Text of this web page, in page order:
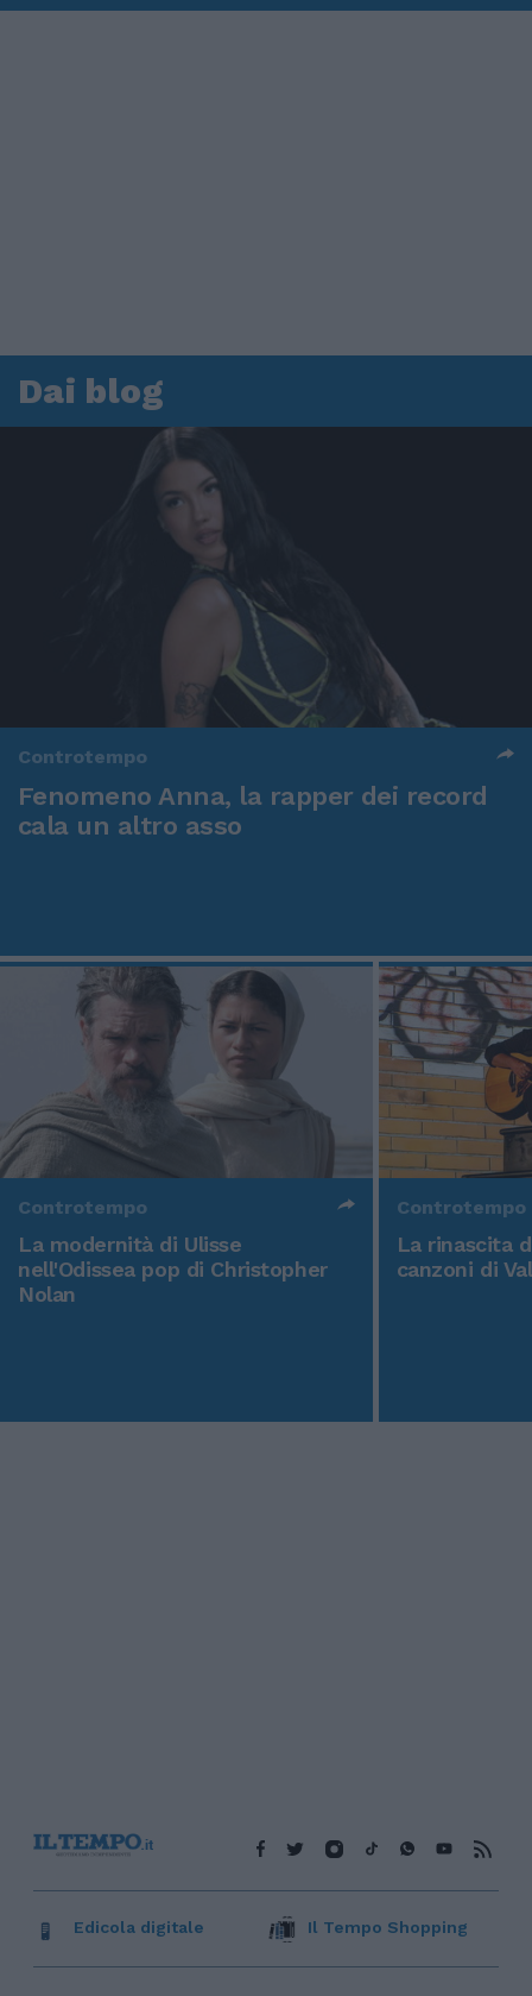
Dai blog
Controtempo
Fenomeno Anna, la rapper dei record
cala un altro asso
Controtempo
La modernità di Ulisse
nell'Odissea pop di Christopher
Nolan
Controtempo
La rinascita
canzoni di
Edicola digitale Il Tempo Shopping